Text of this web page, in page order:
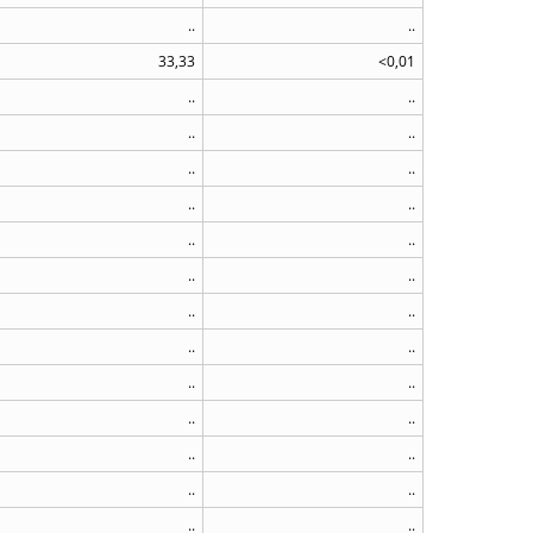
..
..
33,33
<0,01
..
..
..
..
..
..
..
..
..
..
..
..
..
..
..
..
..
..
..
..
..
..
..
..
..
..